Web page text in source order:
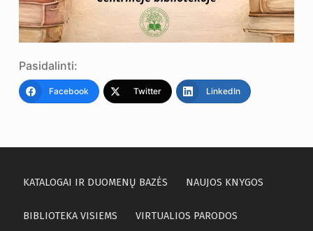
Pasidalinti:
Facebook Twitter LinkedIn
KATALOGAI IR DUOMENŲ BAZĖS NAUJOS KNYGOS
BIBLIOTEKA VISIEMS VIRTUALIOS PARODOS